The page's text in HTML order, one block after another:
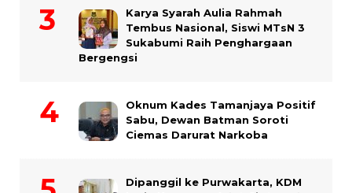
Karya Syarah Aulia Rahmah
Tembus Nasional, Siswi MTsN 3
Sukabumi Raih Penghargaan
Bergengsi
Oknum Kades Tamanjaya Positif
Sabu, Dewan Batman Soroti
Ciemas Darurat Narkoba
Dipanggil ke Purwakarta, KDM